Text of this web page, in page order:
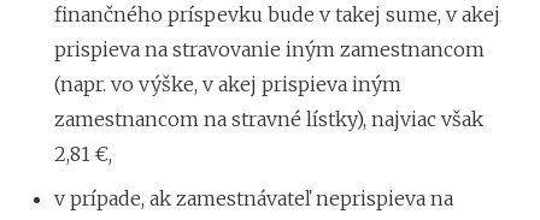
finančného príspevku bude v takej sume, v akej
prispieva na stravovanie iným zamestnancom
(napr. vo výške, v akej prispieva iným
zamestnancom na stravné lístky), najviac však
2,81 €,
v prípade, ak zamestnávateľ neprispieva na